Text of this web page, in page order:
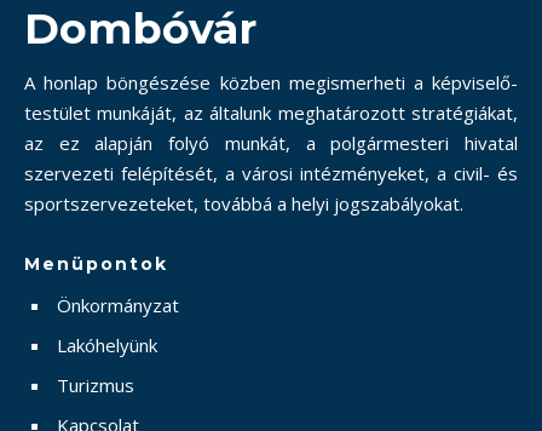
Dombóvár
A honlap böngészése közben megismerheti a képviselő-
testület munkáját, az általunk meghatározott stratégiákat,
az ez alapján folyó munkát, a polgármesteri hivatal
szervezeti felépítését, a városi intézményeket, a civil- és
sportszervezeteket, továbbá a helyi jogszabályokat.
Menüpontok
Önkormányzat
Lakóhelyünk
Turizmus
Kapcsolat